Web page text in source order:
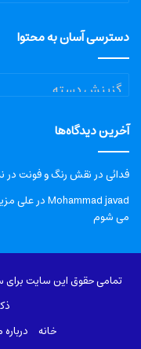
دسترسی آسان به محتوا
دسترسی
آسان
محتوا
آخرین دیدگاه‌ها
فدائیدرنقش رنگ و فونت در
Mohammad javadدرعلی
می شوم
تمامی حقوق این سایت
خانه
درباره‌